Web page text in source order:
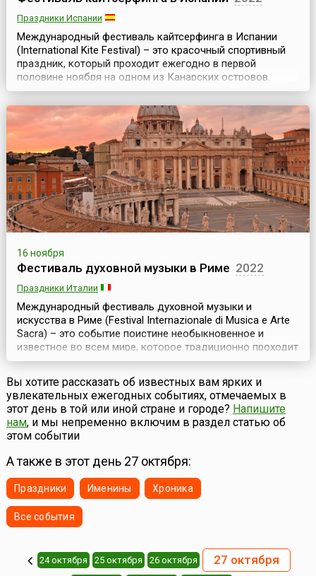
Праздники Испании
Международный фестиваль кайтсерфинга в Испании
(International Kite Festival) – это красочный спортивный
праздник, который проходит ежегодно в первой
половине ноября на одном из Канарских островов.
Поскольку и сам вид спорта все набирает обороты, и
сам фестиваль становится все более зрелищным и
массовым, активный и интересный отдых доставляет
удовольствие не только участникам, но и зрителям. Ка...
16 ноября
Фестиваль духовной музыки в Риме 2022
Праздники Италии
Международный фестиваль духовной музыки и
искусства в Риме (Festival Internazionale di Musica e Arte
Sacra) – это событие поистине необыкновенное и
известное во всем мире, которое традиционно проходит
осенью в итальянской столице и длится примерно
неделю.Рим – прекрасный город с многовековой
историей, множеством памятников архитектуры,
искусства и истории. И фестиваль позволяет всем
желающим п...
Вы хотите рассказать об известных вам ярких и
увлекательных ежегодных событиях, отмечаемых в
этот день в той или иной стране и городе? Напишите
нам, и мы непременно включим в раздел статью об
этом событии
А также в этот день 27 октября:
Праздники Именины Хроника
Все события
24 октября 25 октября 26 октября 27 октября